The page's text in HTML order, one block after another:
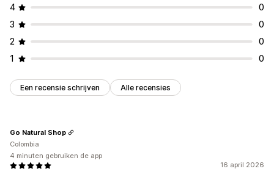
4
0
3
0
2
0
1
0
Een recensie schrijven Alle recensies
16 april 2026
Go Natural Shop
Colombia
4 minuten gebruiken de app